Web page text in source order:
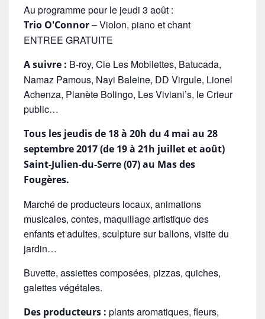
Au programme pour le jeudi 3 août :
Trio O'Connor– Violon, piano et chant
ENTREE GRATUITE
A suivre : B-roy, Cie Les Mobilettes, Batucada,
Namaz Pamous, Nayi Baleine, DD Virgule, Lionel
Achenza, Planète Bolingo, Les Viviani’s, le Crieur
public…
Tous les jeudis de 18 à 20h du 4 mai au 28
septembre 2017 (de 19 à 21h juillet et août)
Saint-Julien-du-Serre (07) au Mas des
Fougères.
Marché de producteurs locaux, animations
musicales, contes, maquillage artistique des
enfants et adultes, sculpture sur ballons, visite du
jardin…
Buvette, assiettes composées, pizzas, quiches,
galettes végétales.
Des producteurs : plants aromatiques, fleurs,